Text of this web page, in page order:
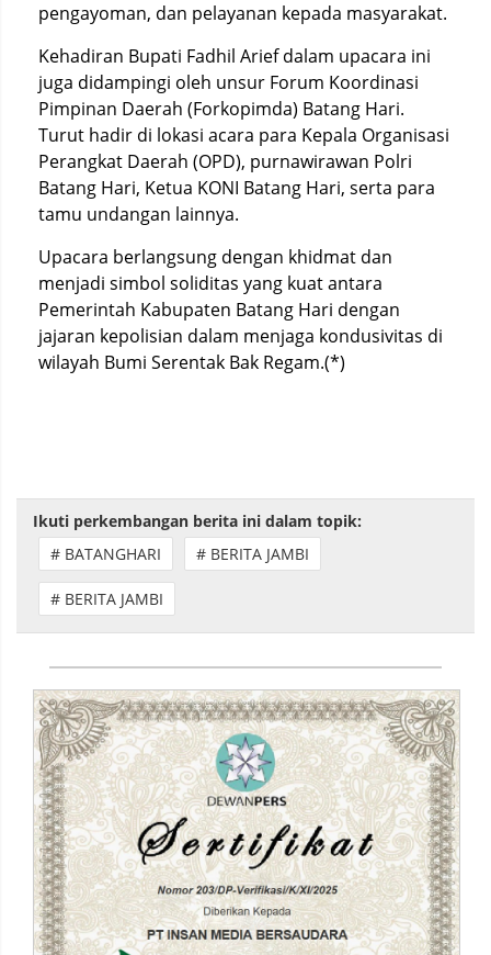
pengayoman, dan pelayanan kepada masyarakat.
Kehadiran Bupati Fadhil Arief dalam upacara ini
juga didampingi oleh unsur Forum Koordinasi
Pimpinan Daerah (Forkopimda) Batang Hari.
Turut hadir di lokasi acara para Kepala Organisasi
Perangkat Daerah (OPD), purnawirawan Polri
Batang Hari, Ketua KONI Batang Hari, serta para
tamu undangan lainnya.
Upacara berlangsung dengan khidmat dan
menjadi simbol soliditas yang kuat antara
Pemerintah Kabupaten Batang Hari dengan
jajaran kepolisian dalam menjaga kondusivitas di
wilayah Bumi Serentak Bak Regam.(*)
Ikuti perkembangan berita ini dalam topik:
# BATANGHARI
# BERITA JAMBI
# BERITA JAMBI